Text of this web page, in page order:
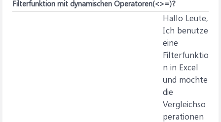
Filterfunktion mit dynamischen Operatoren(<>=)?
Hallo Leute,
Ich benutze
eine
Filterfunktio
n in Excel
und möchte
die
Vergleichso
perationen